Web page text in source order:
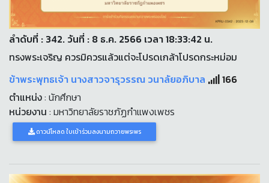
ลำดับที่ : 342. วันที่ : 8 ธ.ค. 2566 เวลา 18:33:42 น.
ทรงพระเจริญ ควรมิควรแล้วแต่จะโปรดเกล้าโปรดกระหม่อม
ข้าพระพุทธเจ้า นางสาวจารุวรรณ วนาลัยอภิบาล
166
ตำแหน่ง: นักศึกษา
หน่วยงาน : มหาวิทยาลัยราชภัฏกำแพงเพชร
ดาวน์โหลด ใบเข้าร่วมลงนามถวายพระพร